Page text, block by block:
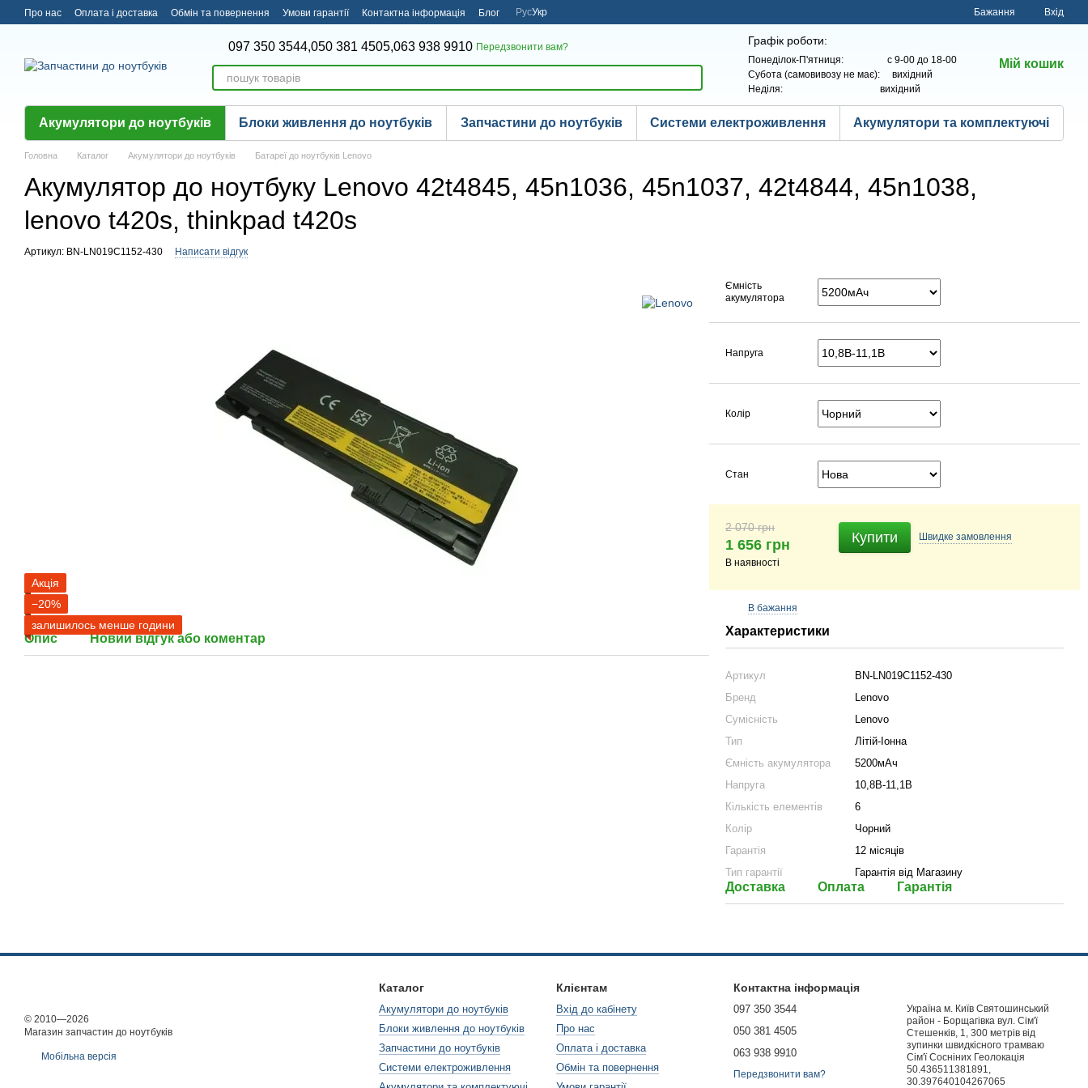
Перейти до основного контенту
Про нас Оплата і доставка Обмін та повернення Умови гарантії Контактна інформація Блог РусУкр Бажання Вхід
097 350 3544,050 381 4505,063 938 9910 Передзвонити вам? Графік роботи:
Понеділок-П'ятниця: с 9-00 до 18-00
Субота (самовивозу не має): вихідний
Неділя: вихідний
Мій кошик
Акумулятори до ноутбуків Блоки живлення до ноутбуків Запчастини до ноутбуків Системи електроживлення Акумулятори та комплектуючі
Головна Каталог Акумулятори до ноутбуків Батареї до ноутбуків Lenovo
Акумулятор до ноутбуку Lenovo 42t4845, 45n1036, 45n1037, 42t4844, 45n1038,
lenovo t420s, thinkpad t420s
Артикул: BN-LN019C1152-430 Написати відгук
Акція
−20%
залишилось менше години
Опис Новий відгук або коментар
Ємність
акумулятора
Напруга
Колір
Стан
2 070 грн
1 656 грн
В наявності
Купити Швидке замовлення
В бажання
Характеристики
Артикул
BN-LN019C1152-430
Бренд
Lenovo
Сумісність
Lenovo
Тип
Літій-Іонна
Ємність акумулятора
5200мАч
Напруга
10,8В-11,1В
Кількість елементів
6
Колір
Чорний
Гарантія
12 місяців
Тип гарантії
Гарантія від Магазину
Доставка Оплата Гарантія
© 2010—2026
Магазин запчастин до ноутбуків
Мобільна версія
Каталог
Акумулятори до ноутбуків
Блоки живлення до ноутбуків
Запчастини до ноутбуків
Системи електроживлення
Клієнтам
Вхід до кабінету
Про нас
Оплата і доставка
Обмін та повернення
Контактна інформація
097 350 3544
050 381 4505
063 938 9910
Передзвонити вам?
Україна м. Київ Святошинський
район - Борщагівка вул. Сім'ї
Стешенків, 1, 300 метрів від
зупинки швидкісного трамваю
Сім'ї Сосніних Геолокація
50.436511381891,
30.397640104267065